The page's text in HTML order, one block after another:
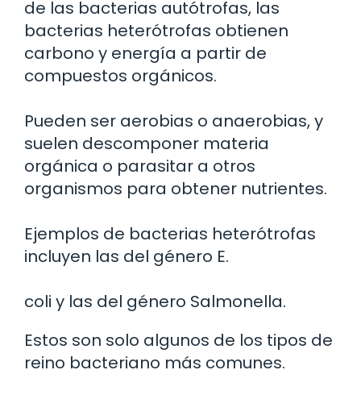
de las bacterias autótrofas, las
bacterias heterótrofas obtienen
carbono y energía a partir de
compuestos orgánicos.
Pueden ser aerobias o anaerobias, y
suelen descomponer materia
orgánica o parasitar a otros
organismos para obtener nutrientes.
Ejemplos de bacterias heterótrofas
incluyen las del género E.
coli y las del género Salmonella.
Estos son solo algunos de los tipos de
reino bacteriano más comunes.